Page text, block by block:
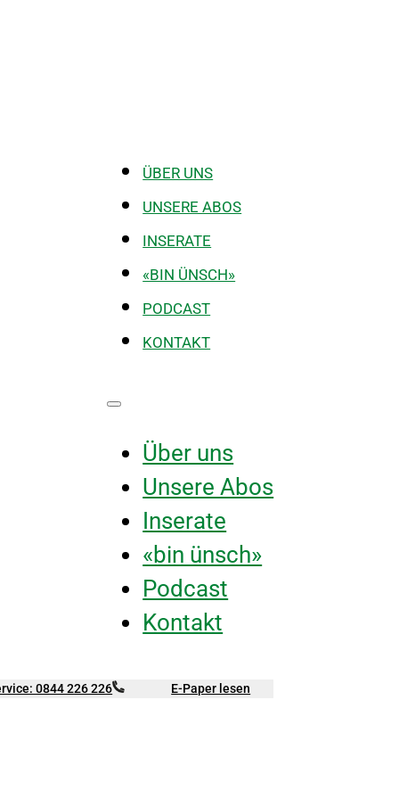
ÜBER UNS
UNSERE ABOS
INSERATE
«BIN ÜNSCH»
PODCAST
KONTAKT
Über uns
Unsere Abos
Inserate
«bin ünsch»
Podcast
Kontakt
0844 226 226 E-Paper lesen